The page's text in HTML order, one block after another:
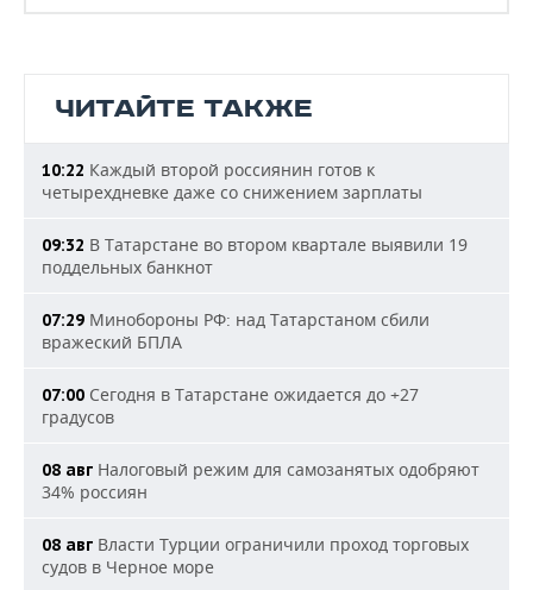
ЧИТАЙТЕ ТАКЖЕ
10:22 Каждый второй россиянин готов к
четырехдневке даже со снижением зарплаты
09:32 В Татарстане во втором квартале выявили 19
поддельных банкнот
07:29 Минобороны РФ: над Татарстаном сбили
вражеский БПЛА
07:00 Сегодня в Татарстане ожидается до +27
градусов
08 авг Налоговый режим для самозанятых одобряют
34% россиян
08 авг Власти Турции ограничили проход торговых
судов в Черное море